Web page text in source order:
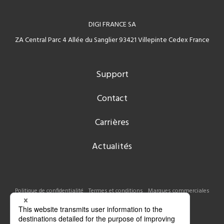
DIGI FRANCE SA
ZA Central Parc 4 Allée du Sanglier 93421 Villepinte Cedex France
Support
Contact
Carrières
Actualités
Politique de confidentialité Termes et conditions Marques commerciales